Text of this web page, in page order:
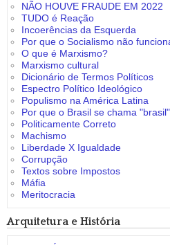
NÃO HOUVE FRAUDE EM 2022
TUDO é Reação
Incoerências da Esquerda
Por que o Socialismo não
O que é Marxismo?
Marxismo cultural
Dicionário de Termos Políticos
Espectro Político Ideológico
Populismo na América Latina
Por que o Brasil se chama
Politicamente Correto
Machismo
Liberdade X Igualdade
Corrupção
Textos sobre Impostos
Máfia
Meritocracia
Arquitetura e História